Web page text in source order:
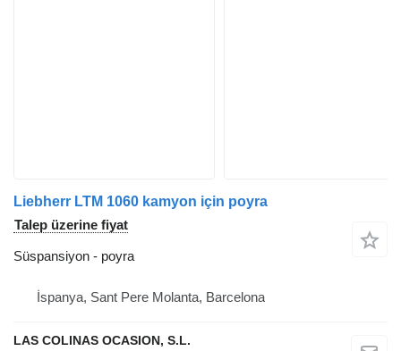
Liebherr LTM 1060 kamyon için poyra
Talep üzerine fiyat
Süspansiyon - poyra
İspanya, Sant Pere Molanta, Barcelona
LAS COLINAS OCASION, S.L.